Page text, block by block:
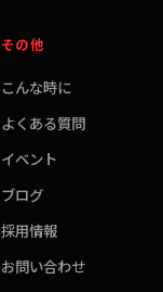
その他
こんな時に
よくある質問
イベント
ブログ
採用情報
お問い合わせ